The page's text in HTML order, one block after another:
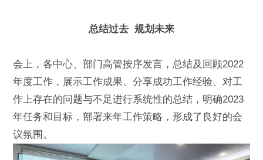
总结过去 规划未来
会上，各中心、部门高管按序发言，总结及回顾2022
年度工作，展示工作成果、分享成功工作经验、对工
作上存在的问题与不足进行系统性的总结，明确2023
年任务和目标，部署来年工作策略，形成了良好的会
议氛围。